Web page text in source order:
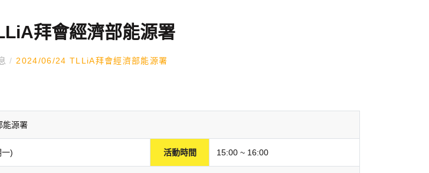
拜會經濟部能源署
/ 2024/06/24 TLLiA拜會經濟部能源署
能源署
) 活動時間 15:00 ~ 16:00